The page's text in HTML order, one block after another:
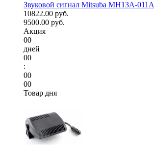
Звуковой сигнал Mitsuba MH13A-011A
10822.00 руб.
9500.00 руб.
Акция
00
дней
00
:
00
00
Товар дня